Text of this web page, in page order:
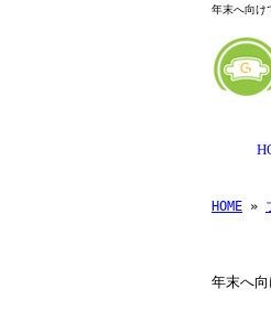
年末へ向け
HOME »
年末へ向